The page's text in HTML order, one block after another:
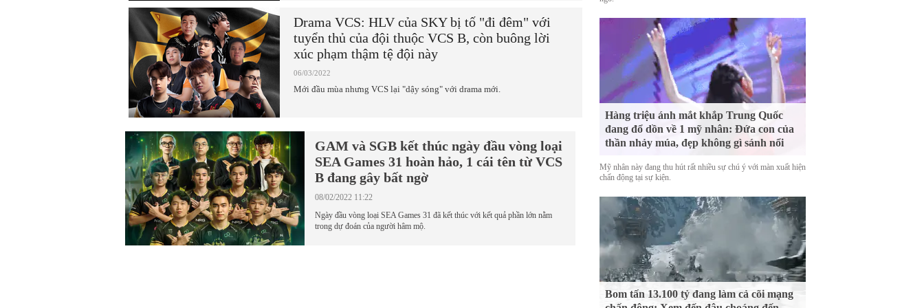
Drama VCS: HLV của SKY bị tố "đi đêm" với
tuyển thủ của đội thuộc VCS B, còn buông lời
xúc phạm thậm tệ đội này
06/03/2022
Mới đầu mùa nhưng VCS lại "dậy sóng" với drama mới.
GAM và SGB kết thúc ngày đầu vòng loại
SEA Games 31 hoàn hảo, 1 cái tên từ VCS
B đang gây bất ngờ
08/02/2022 11:22
Ngày đầu vòng loại SEA Games 31 đã kết thúc với kết quả phần lớn nằm
trong dự đoán của người hâm mộ.
Hàng triệu ánh mắt khắp Trung Quốc
đang đổ dồn về 1 mỹ nhân: Đứa con của
thần nhảy múa, đẹp không gì sánh nổi
Mỹ nhân này đang thu hút rất nhiều sự chú ý với màn xuất hiện
chấn động tại sự kiện.
Bom tấn 13.100 tỷ đang làm cả cõi mạng